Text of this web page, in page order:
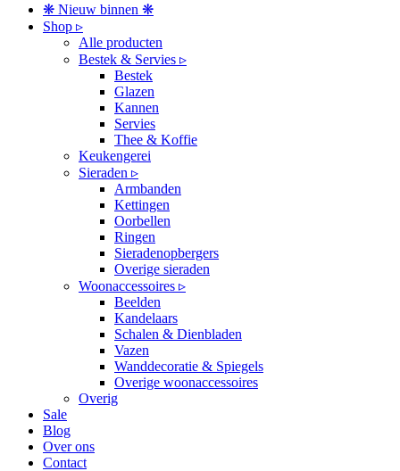
❋ Nieuw binnen ❋
Shop ▹
Alle producten
Bestek & Servies ▹
Bestek
Glazen
Kannen
Servies
Thee & Koffie
Keukengerei
Sieraden ▹
Armbanden
Kettingen
Oorbellen
Ringen
Sieradenopbergers
Overige sieraden
Woonaccessoires ▹
Beelden
Kandelaars
Schalen & Dienbladen
Vazen
Wanddecoratie & Spiegels
Overige woonaccessoires
Overig
Sale
Blog
Over ons
Contact